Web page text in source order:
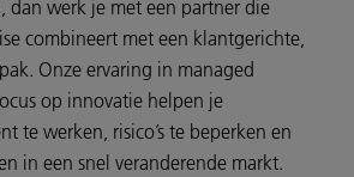
dan werk je met een partner die
combineert met een klantgerichte,
Onze ervaring in managed
op innovatie helpen je
te werken, risico’s te beperken en
in een snel veranderende markt.